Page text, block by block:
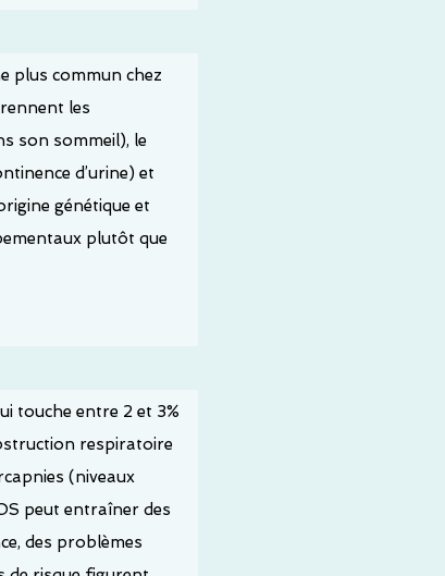
plus commun chez
les
son sommeil), le
d’urine) et
génétique et
plutôt que
touche entre 2 et 3%
respiratoire
(niveaux
peut entraîner des
des problèmes